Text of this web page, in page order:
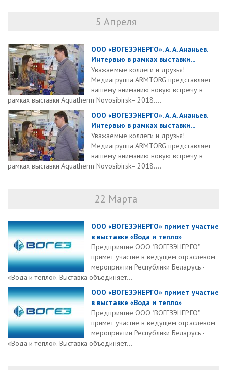
5 Апреля
ООО «ВОГЕЗЭНЕРГО». А. А. Ананьев.
Интервью в рамках выставки...
Уважаемые коллеги и друзья!
Медиагруппа ARMTORG представляет
вашему вниманию новую встречу в
рамках выставки Aquatherm Novosibirsk– 2018....
ООО «ВОГЕЗЭНЕРГО». А. А. Ананьев.
Интервью в рамках выставки...
Уважаемые коллеги и друзья!
Медиагруппа ARMTORG представляет
вашему вниманию новую встречу в
рамках выставки Aquatherm Novosibirsk– 2018....
22 Марта
ООО «ВОГЕЗЭНЕРГО» примет участие
в выставке «Вода и тепло»
Предприятие ООО "ВОГЕЗЭНЕРГО"
примет участие в ведущем отраслевом
мероприятии Республики Беларусь -
«Вода и тепло». Выставка объединяет...
ООО «ВОГЕЗЭНЕРГО» примет участие
в выставке «Вода и тепло»
Предприятие ООО "ВОГЕЗЭНЕРГО"
примет участие в ведущем отраслевом
мероприятии Республики Беларусь -
«Вода и тепло». Выставка объединяет...